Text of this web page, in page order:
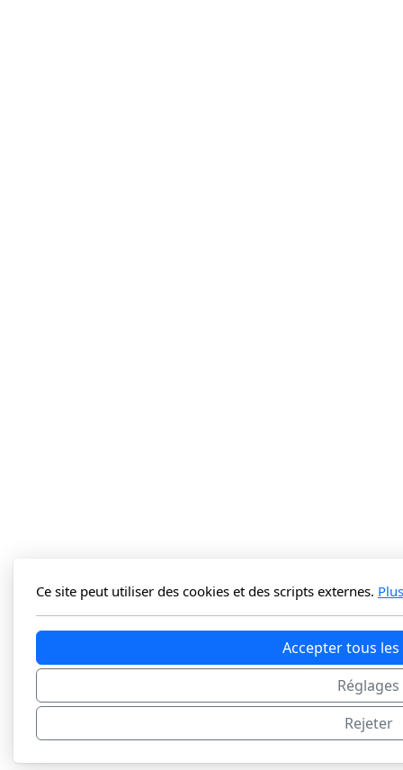
Ce site peut utiliser des cookies et des scripts externes.
Accepter tous
Réglages
Rejeter